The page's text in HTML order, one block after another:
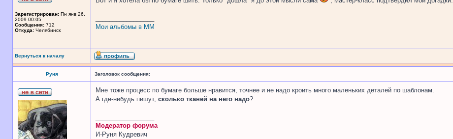
Зарегистрирован: Пн янв 26,
2009 00:05
Сообщения: 712
Откуда: Челябинск
Мои альбомы в ММ
Вернуться к началу
Руня Заголовок сообщения:
Мне тоже процесс по бумаге больше нравится, точнее и не надо кроить много маленьких деталей по шаблонам.
А где-нибудь пишут, сколько тканей на него надо?
Модератор форума
И-Руня Кудревич